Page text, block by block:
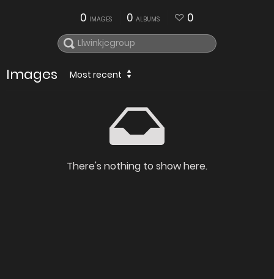
0 IMAGES 0 ALBUMS 0
Images Most recent
There's nothing to show here.